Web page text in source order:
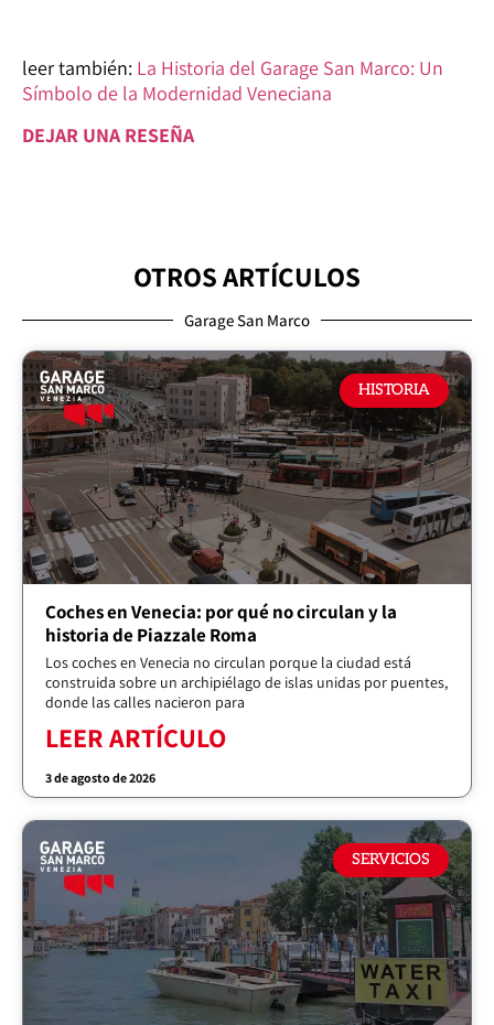
leer también: La Historia del Garage San Marco: Un
Símbolo de la Modernidad Veneciana
DEJAR UNA RESEÑA
OTROS ARTÍCULOS
Garage San Marco
HISTORIA
Coches en Venecia: por qué no circulan y la
historia de Piazzale Roma
Los coches en Venecia no circulan porque la ciudad está
construida sobre un archipiélago de islas unidas por puentes,
donde las calles nacieron para
LEER ARTÍCULO
3 de agosto de 2026
SERVICIOS